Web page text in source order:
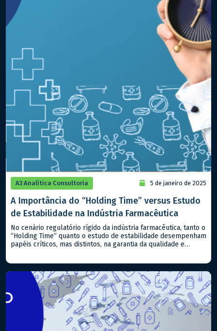
A3 Analítica Consultoria 5 de janeiro de 2025
A Importância do “Holding Time” versus Estudo
de Estabilidade na Indústria Farmacêutica
No cenário regulatório rígido da indústria farmacêutica, tanto o
“Holding Time” quanto o estudo de estabilidade desempenham
papéis críticos, mas distintos, na garantia da qualidade e
regulatórios nacionais e internacionais. – Estudo de
Estabilidade: Este […]